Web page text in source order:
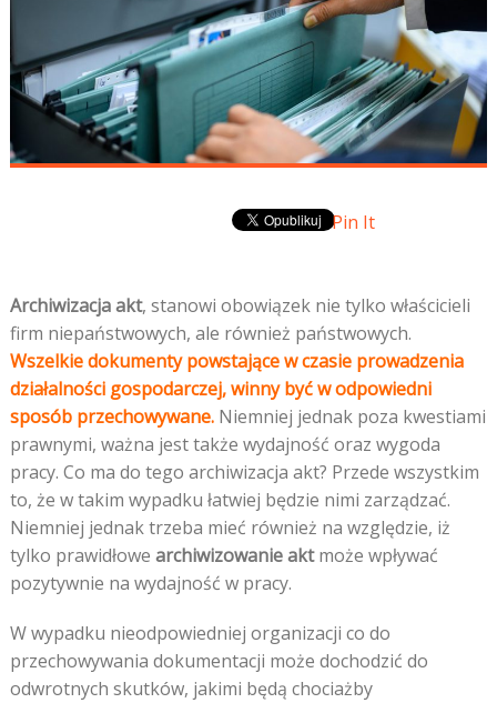
Pin It
Archiwizacja akt, stanowi obowiązek nie tylko właścicieli
firm niepaństwowych, ale również państwowych.
Wszelkie dokumenty powstające w czasie prowadzenia
działalności gospodarczej, winny być w odpowiedni
sposób przechowywane.Niemniej jednak poza kwestiami
prawnymi, ważna jest także wydajność oraz wygoda
pracy. Co ma do tego archiwizacja akt? Przede wszystkim
to, że w takim wypadku łatwiej będzie nimi zarządzać.
Niemniej jednak trzeba mieć również na względzie, iż
tylko prawidłowe archiwizowanie aktmoże wpływać
pozytywnie na wydajność w pracy.
W wypadku nieodpowiedniej organizacji co do
przechowywania dokumentacji może dochodzić do
odwrotnych skutków, jakimi będą chociażby